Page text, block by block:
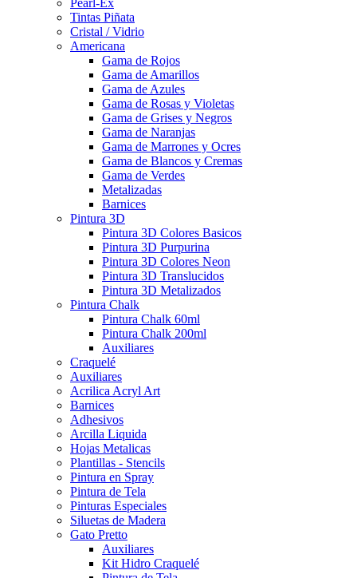
Tintas Piñata
Cristal / Vidrio
Americana
Gama de Rojos
Gama de Amarillos
Gama de Azules
Gama de Rosas y Violetas
Gama de Grises y Negros
Gama de Naranjas
Gama de Marrones y Ocres
Gama de Blancos y Cremas
Gama de Verdes
Metalizadas
Barnices
Pintura 3D
Pintura 3D Colores Basicos
Pintura 3D Purpurina
Pintura 3D Colores Neon
Pintura 3D Translucidos
Pintura 3D Metalizados
Pintura Chalk
Pintura Chalk 60ml
Pintura Chalk 200ml
Auxiliares
Craquelé
Auxiliares
Acrilica Acryl Art
Barnices
Adhesivos
Arcilla Liquida
Hojas Metalicas
Plantillas - Stencils
Pintura en Spray
Pintura de Tela
Pinturas Especiales
Siluetas de Madera
Gato Pretto
Auxiliares
Kit Hidro Craquelé